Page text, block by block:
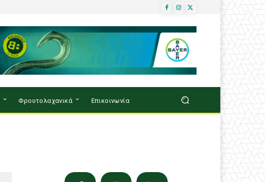
Φρουτολαχανικά Επικοινωνία